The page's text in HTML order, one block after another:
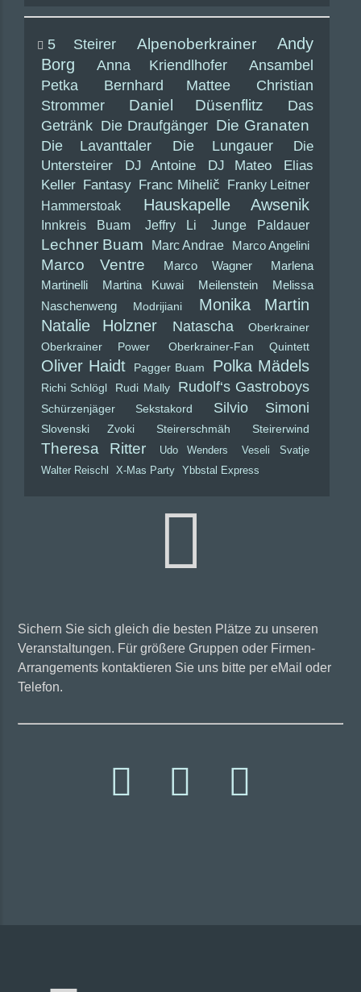
5 Steirer Alpenoberkrainer
Andy
Borg
Anna Kriendlhofer
Ansambel
Petka
Bernhard Mattee
Christian
Strommer
Daniel Düsenflitz
Das
Getränk Die Draufgänger Die Granaten
Die Lavanttaler Die Lungauer
Die
Untersteirer
DJ Antoine DJ Mateo
Elias
Keller Fantasy Franc Mihelič
Franky Leitner
Hammerstoak
Hauskapelle Awsenik
Innkreis Buam Jeffry Li Junge Paldauer
Lechner Buam Marc Andrae Marco Angelini
Marco Ventre Marco Wagner
Marlena
Martinelli
Martina Kuwai Meilenstein
Melissa
Naschenweng
Modrijiani
Monika Martin
Natalie Holzner
Natascha
Oberkrainer
Oberkrainer Power
Oberkrainer-Fan Quintett
Oliver Haidt Pagger Buam Polka Mädels
Richi Schlögl Rudi Mally Rudolf‘s Gastroboys
Schürzenjäger Sekstakord Silvio Simoni
Slovenski Zvoki Steirerschmäh Steirerwind
Theresa Ritter Udo Wenders
Veseli Svatje
Walter Reischl
X-Mas Party Ybbstal Express
Sichern Sie sich gleich die besten Plätze zu unseren
Veranstaltungen. Für größere Gruppen oder Firmen-
Arrangements kontaktieren Sie uns bitte per eMail oder
Telefon.